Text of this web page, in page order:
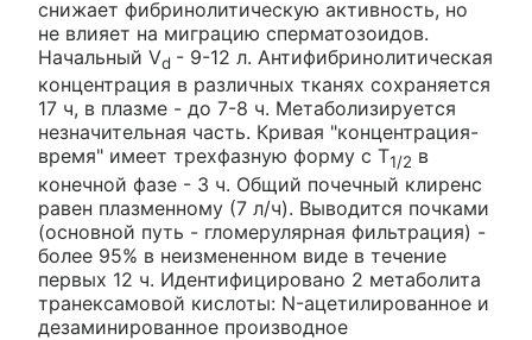
снижает фибринолитическую активность, но
не влияет на миграцию сперматозоидов.
Начальный Vd - 9-12 л. Антифибринолитическая
концентрация в различных тканях сохраняется
17 ч, в плазме - до 7-8 ч. Метаболизируется
незначительная часть. Кривая "концентрация-
время" имеет трехфазную форму с T1/2 в
конечной фазе - 3 ч. Общий почечный клиренс
равен плазменному (7 л/ч). Выводится почками
(основной путь - гломерулярная фильтрация) -
более 95% в неизмененном виде в течение
первых 12 ч. Идентифицировано 2 метаболита
транексамовой кислоты: N-ацетилированное и
дезаминированное производное